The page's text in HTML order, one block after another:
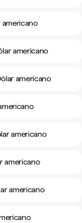
americano
americano
americano
americano
americano
americano